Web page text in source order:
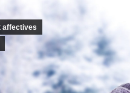
affectives